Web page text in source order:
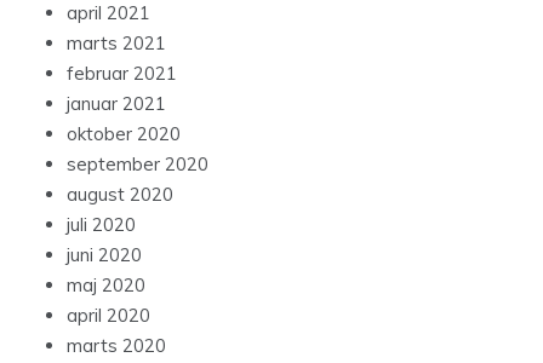
april 2021
marts 2021
februar 2021
januar 2021
oktober 2020
september 2020
august 2020
juli 2020
juni 2020
maj 2020
april 2020
marts 2020